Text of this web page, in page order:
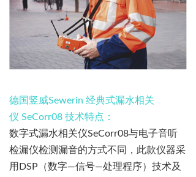
德国竖威Sewerin 经典式漏水相关
仪 SeCorr08 技术特点：
数字式漏水相关仪SeCorr08与电子音听
检漏仪检测漏音的方式不同，此款仪器采
用 DSP （数字—信号—处理程序）技术及